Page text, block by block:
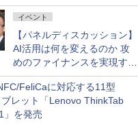
イベント
【パネルディスカッション】
AI活用は何を変えるのか 攻
めのファイナンスを実現する
業務設計とマインドセット変
革FeliCaに対応する11型
レット「Lenovo ThinkTab
」を発売